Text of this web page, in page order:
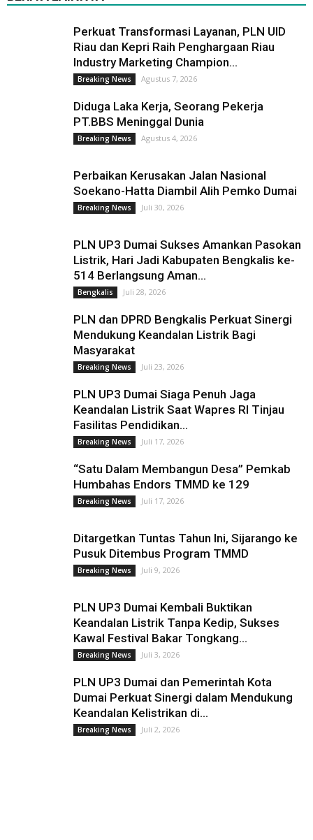
Perkuat Transformasi Layanan, PLN UID
Riau dan Kepri Raih Penghargaan Riau
Industry Marketing Champion...
Breaking News Agustus 7, 2026
Diduga Laka Kerja, Seorang Pekerja
PT.BBS Meninggal Dunia
Breaking News Agustus 4, 2026
Perbaikan Kerusakan Jalan Nasional
Soekano-Hatta Diambil Alih Pemko Dumai
Breaking News Juli 30, 2026
PLN UP3 Dumai Sukses Amankan Pasokan
Listrik, Hari Jadi Kabupaten Bengkalis ke-
514 Berlangsung Aman...
Bengkalis Juli 28, 2026
PLN dan DPRD Bengkalis Perkuat Sinergi
Mendukung Keandalan Listrik Bagi
Masyarakat
Breaking News Juli 23, 2026
PLN UP3 Dumai Siaga Penuh Jaga
Keandalan Listrik Saat Wapres RI Tinjau
Fasilitas Pendidikan...
Breaking News Juli 17, 2026
“Satu Dalam Membangun Desa” Pemkab
Humbahas Endors TMMD ke 129
Breaking News Juli 17, 2026
Ditargetkan Tuntas Tahun Ini, Sijarango ke
Pusuk Ditembus Program TMMD
Breaking News Juli 9, 2026
PLN UP3 Dumai Kembali Buktikan
Keandalan Listrik Tanpa Kedip, Sukses
Kawal Festival Bakar Tongkang...
Breaking News Juli 3, 2026
PLN UP3 Dumai dan Pemerintah Kota
Dumai Perkuat Sinergi dalam Mendukung
Keandalan Kelistrikan di...
Breaking News Juli 2, 2026